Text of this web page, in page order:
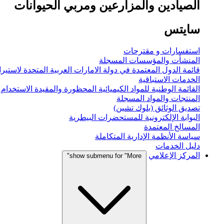
الصيادين والمزارعين ومربي الحيوانات
سايتس
استفسارات و مقترحات
المنشأت والمؤسسات المسجلة
قائمة الدول المعتمدة في دولة الامارات العربية المتحدة
الخدمات الاستباقية
القائمة الوطنية للمواد الكيميائية المحظورة والمقيدة
المنتجات والمواد المسجلة
تصديق الوثائق (بلوك تشين)
البوابة الإلكترونية للمستحضرات البيطرية
المسالخ المعتمدة
سياسة الأنظمة الإدارية المتكاملة
دليل الخدمات
المركز الإعلامي
show submenu for "More"